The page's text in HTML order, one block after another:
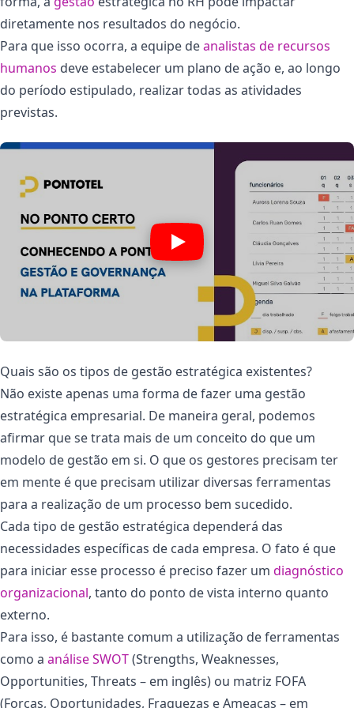
diretamente nos resultados do negócio.
Para que isso ocorra, a equipe deanalistas de recursos
humanos deve estabelecer um plano de ação e, ao longo
do período estipulado, realizar todas as atividades
previstas.
Quais são os tipos de gestão estratégica existentes?
Não existe apenas uma forma de fazer uma gestão
estratégica empresarial. De maneira geral, podemos
afirmar que se trata mais de um conceito do que um
modelo de gestão em si. O que os gestores precisam ter
em mente é que precisam utilizar diversas ferramentas
para a realização de um processo bem sucedido.
Cada tipo de gestão estratégica dependerá das
necessidades específicas de cada empresa. O fato é que
para iniciar esse processo é preciso fazer um diagnóstico
organizacional, tanto do ponto de vista interno quanto
externo.
Para isso, é bastante comum a utilização de ferramentas
como a análise SWOT(Strengths, Weaknesses,
Opportunities, Threats – em inglês) ou matriz FOFA
(Forças, Oportunidades, Fraquezas e Ameaças – em